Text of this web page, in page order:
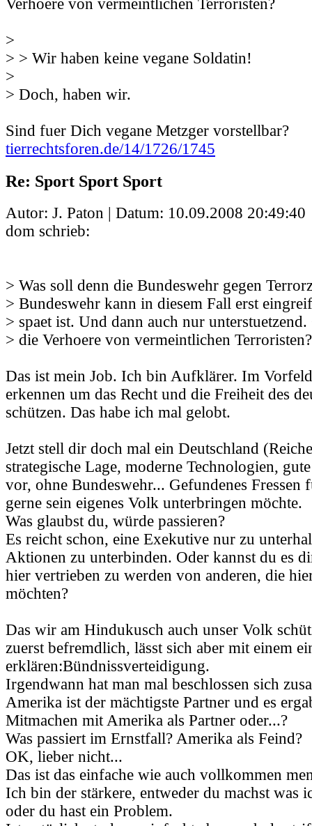
Verhoere von vermeintlichen Terroristen?
>
> > Wir haben keine vegane Soldatin!
>
> Doch, haben wir.
Sind fuer Dich vegane Metzger vorstellbar?
tierrechtsforen.de/14/1726/1745
Re: Sport Sport Sport
Autor: J. Paton | Datum: 10.09.2008 20:49:40
dom schrieb:
> Was soll denn die Bundeswehr gegen
> Bundeswehr kann in diesem Fall erst
> spaet ist. Und dann auch nur
> die Verhoere von vermeintlichen Terroristen?
Das ist mein Job. Ich bin Aufklärer. Im
erkennen um das Recht und die Freiheit des
schützen. Das habe ich mal gelobt.
Jetzt stell dir doch mal ein Deutschland
strategische Lage, moderne Technologien,
vor, ohne Bundeswehr... Gefundenes Fressen
gerne sein eigenes Volk unterbringen möchte.
Was glaubst du, würde passieren?
Es reicht schon, eine Exekutive nur zu
Aktionen zu unterbinden. Oder kannst du es
hier vertrieben zu werden von anderen, die
möchten?
Das wir am Hindukusch auch unser Volk
zuerst befremdlich, lässt sich aber mit einem
erklären:Bündnissverteidigung.
Irgendwann hat man mal beschlossen sich
Amerika ist der mächtigste Partner und es
Mitmachen mit Amerika als Partner oder...?
Was passiert im Ernstfall? Amerika als Feind?
OK, lieber nicht...
Das ist das einfache wie auch vollkommen
Ich bin der stärkere, entweder du machst was
oder du hast ein Problem.